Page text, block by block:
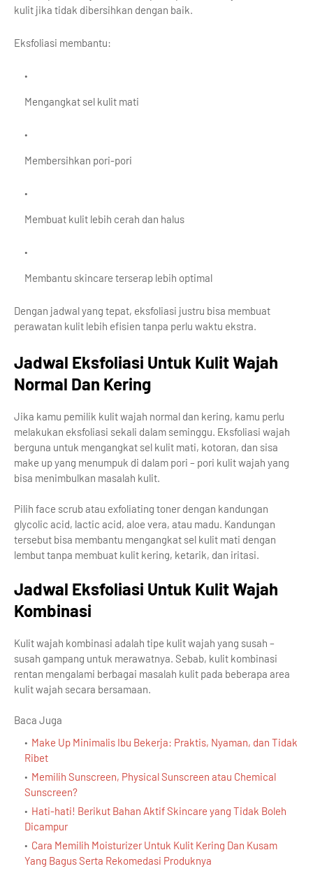
kulit jika tidak dibersihkan dengan baik.
Eksfoliasi membantu:
Mengangkat sel kulit mati
Membersihkan pori-pori
Membuat kulit lebih cerah dan halus
Membantu skincare terserap lebih optimal
Dengan jadwal yang tepat, eksfoliasi justru bisa membuat
perawatan kulit lebih efisien tanpa perlu waktu ekstra.
Jadwal Eksfoliasi Untuk Kulit Wajah
Normal Dan Kering
Jika kamu pemilik kulit wajah normal dan kering, kamu perlu
melakukan eksfoliasi sekali dalam seminggu. Eksfoliasi wajah
berguna untuk mengangkat sel kulit mati, kotoran, dan sisa
make up yang menumpuk di dalam pori – pori kulit wajah yang
bisa menimbulkan masalah kulit.
Pilih face scrub atau exfoliating toner dengan kandungan
glycolic acid, lactic acid, aloe vera, atau madu. Kandungan
tersebut bisa membantu mengangkat sel kulit mati dengan
lembut tanpa membuat kulit kering, ketarik, dan iritasi.
Jadwal Eksfoliasi Untuk Kulit Wajah
Kombinasi
Kulit wajah kombinasi adalah tipe kulit wajah yang susah –
susah gampang untuk merawatnya. Sebab, kulit kombinasi
rentan mengalami berbagai masalah kulit pada beberapa area
kulit wajah secara bersamaan.
Baca Juga
Make Up Minimalis Ibu Bekerja: Praktis, Nyaman, dan Tidak
Ribet
Memilih Sunscreen, Physical Sunscreen atau Chemical
Sunscreen?
Hati-hati! Berikut Bahan Aktif Skincare yang Tidak Boleh
Dicampur
Cara Memilih Moisturizer Untuk Kulit Kering Dan Kusam
Yang Bagus Serta Rekomedasi Produknya